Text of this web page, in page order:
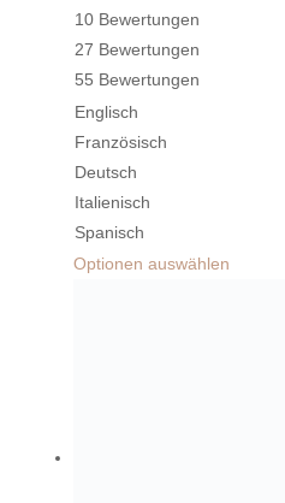
10 Bewertungen
27 Bewertungen
55 Bewertungen
Englisch
Französisch
Deutsch
Italienisch
Spanisch
Optionen auswählen